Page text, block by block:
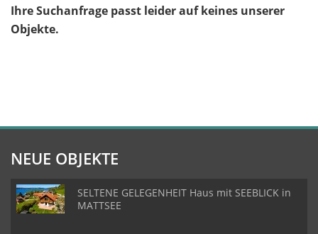
Ihre Suchanfrage passt leider auf keines unserer
Objekte.
NEUE OBJEKTE
SELTENE GELEGENHEIT Haus mit SEEBLICK in
MATTSEE